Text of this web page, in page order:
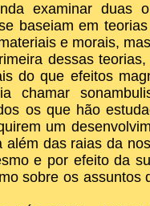
examinar duas
baseiam em
e morais,
dessas
do que efeitos
chamar
os que hão
um
além das raias da
e por efeito da
sobre os assuntos